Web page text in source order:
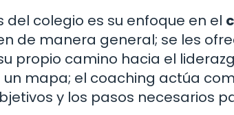
del colegio es su enfoque en el
de manera general; se les
propio camino hacia el
un mapa; el coaching actúa
y los pasos necesarios